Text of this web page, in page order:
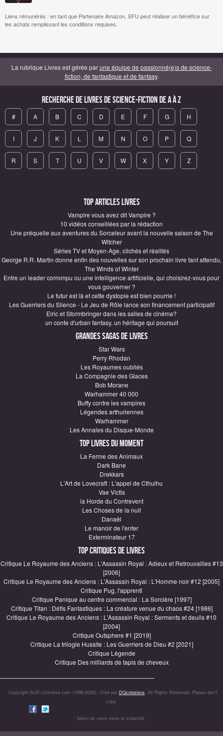
Liens rémunérés : en tant que Partenaire Amazon, SFU peut réaliser un bénéfice sur
les achats remplissant les conditions requises.
La rubrique Livres est gérée parune équipe de passionné(e)s de science-
fiction, de fantastique et de fantasy.
Recherche de Livres de science-fiction de A à Z
# A B C D E F G H
I J K L M N O P Q
R S T U V W X Y Z
Top articles Livres
Vampire vous avez dit Vampire ?
10 vidéos conseillées par la rédaction
Une préquelle aux aventures du Sorceleur avant la nouvelle saison de The
Witcher
Séries TV et Moyen-Age, clichés et réalités
George R.R. Martin donne enfin des nouvelles sur son prochain livre tant attendu,
The Winds of Winter
Entre un leader corrompu ou une intelligence artificielle, qui choisirez-vous pour
vous gouverner ?
Le futur est là et cette dystopie est bien pourrie !
Les Guerriers du Silence - Le Jeu de Rôle lance son financement participatif
Elric et Stormbringer dans les salles de cinéma?
un conte d'urban fantasy, un héritage qui poursuit
Grandes sagas de Livres
Star Wars
Perry Rhodan
Les Royaumes oubliés
La Compagnie des Glaces
Bob Morane
Warhammer 40 000
Buffy contre les vampires
Légendes arthuriennes
Warhammer
Les Annales du Disque-Monde
Top Livres du moment
La Ferme des Animaux
Dark Bane
Drekkars
L'Art de Lovecraft : L'appel de Cthulhu
Vae Victis
la Horde du Contrevent
Les Choses de la nuit
Danaël
Le manoir de l'enfer
Exterminateur 17
Top critiques de Livres
Critique Le Royaume des Anciens : L'Assassin Royal : Adieux et Retrouvailles #13
[2006]
Critique Le Royaume des Anciens : L'Assassin Royal : L'Homme noir #12 [2005]
Critique Pug, l'apprenti
Critique Panique au centre commercial : La Sorcière [1997]
Critique Titan : Défis Fantastiques : La créature venue du chaos #24 [1986]
Critique Le Royaume des Anciens : L'Assassin Royal : Serments et deuils #10
[2004]
Critique Outsphere #1 [2019]
Critique La trilogie Hussite : Les Guerriers de Dieu #2 [2021]
Critique Légende
Critique Des milliards de tapis de cheveux
Copyright SciFi-Universe.com (1996-2026). Créé par DQcréations. All Rights Reserved. Please don’t
copy.
Merci de votre visite et à bientôt.